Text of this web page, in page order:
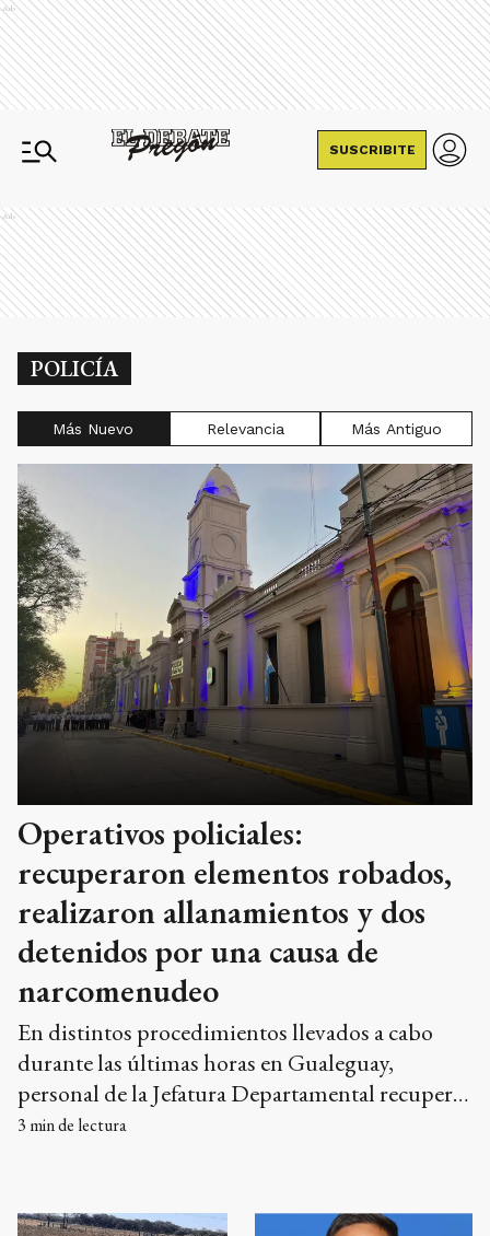
Ads
SUSCRIBITE
Ads
POLICÍA
Más Nuevo Relevancia Más Antiguo
Operativos policiales:
recuperaron elementos robados,
realizaron allanamientos y dos
detenidos por una causa de
narcomenudeo
En distintos procedimientos llevados a cabo
durante las últimas horas en Gualeguay,
personal de la Jefatura Departamental recuperó
elementos denunciados como sustraídos,
narcomenudeo que culminó con dos personas
3 min de lectura